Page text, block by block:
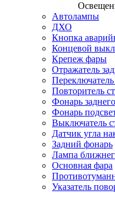
Автолампы
ДХО
Кнопка
Концевой
Крепеж фары
Отражатель
Переключатель
Повторитель
Фонарь
Фонарь
Выключатель
Датчик угла
Задний фонарь
Лампа
Основная фара
Указатель